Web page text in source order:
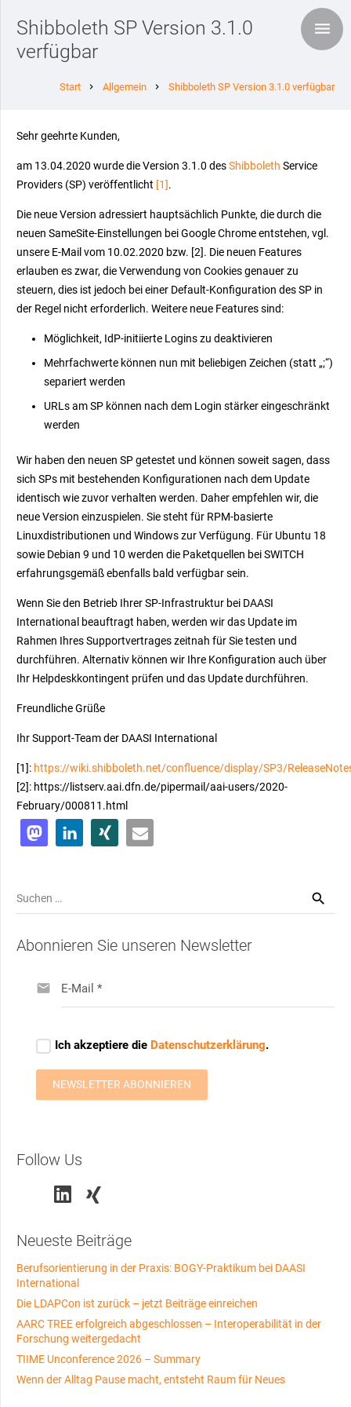
Shibboleth SP Version 3.1.0
verfügbar
Start chevron_right Allgemein chevron_right Shibboleth SP Version 3.1.0 verfügbar
Sehr geehrte Kunden,
am 13.04.2020 wurde die Version 3.1.0 desShibboleth Service
Providers (SP) veröffentlicht [1].
Die neue Version adressiert hauptsächlich Punkte, die durch die
neuen SameSite-Einstellungen bei Google Chrome entstehen, vgl.
unsere E-Mail vom 10.02.2020 bzw. [2]. Die neuen Features
erlauben es zwar, die Verwendung von Cookies genauer zu
steuern, dies ist jedoch bei einer Default-Konfiguration des SP in
der Regel nicht erforderlich. Weitere neue Features sind:
Möglichkeit, IdP-initiierte Logins zu deaktivieren
Mehrfachwerte können nun mit beliebigen Zeichen (statt „;“)
separiert werden
URLs am SP können nach dem Login stärker eingeschränkt
werden
Wir haben den neuen SP getestet und können soweit sagen, dass
sich SPs mit bestehenden Konfigurationen nach dem Update
identisch wie zuvor verhalten werden. Daher empfehlen wir, die
neue Version einzuspielen. Sie steht für RPM-basierte
Linuxdistributionen und Windows zur Verfügung. Für Ubuntu 18
sowie Debian 9 und 10 werden die Paketquellen bei SWITCH
erfahrungsgemäß ebenfalls bald verfügbar sein.
Wenn Sie den Betrieb Ihrer SP-Infrastruktur bei DAASI
International beauftragt haben, werden wir das Update im
Rahmen Ihres Supportvertrages zeitnah für Sie testen und
durchführen. Alternativ können wir Ihre Konfiguration auch über
Ihr Helpdeskkontingent prüfen und das Update durchführen.
Freundliche Grüße
Ihr Support-Team der DAASI International
[1]: https://wiki.shibboleth.net/confluence/display/SP3/
[2]: https://listserv.aai.dfn.de/pipermail/aai-users/2020-
February/000811.html
Suchen
nach:
Abonnieren Sie unseren Newsletter
Follow Us
Neueste Beiträge
Berufsorientierung in der Praxis: BOGY-Praktikum bei DAASI
International
Die LDAPCon ist zurück – jetzt Beiträge einreichen
AARC TREE erfolgreich abgeschlossen – Interoperabilität in der
Forschung weitergedacht
TIIME Unconference 2026 – Summary
Wenn der Alltag Pause macht, entsteht Raum für Neues